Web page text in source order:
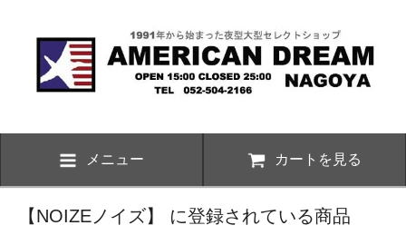
メニュー カートを見る
【NOIZEノイズ】 に登録されている商品